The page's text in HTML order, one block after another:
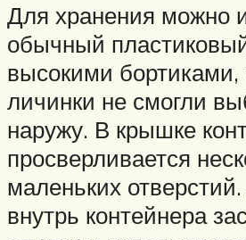
Для хранения можно
обычный
высокими бортиками,
личинки не смогли
наружу. В крышке
просверливается
маленьких
внутрь контейнера